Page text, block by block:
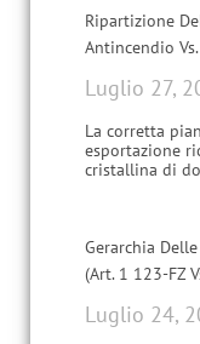
Ripartizione
Antincendio
Luglio 27,
La corretta
esportazione
cristallina di
Gerarchia
(Art. 1 123-FZ
Luglio 24,